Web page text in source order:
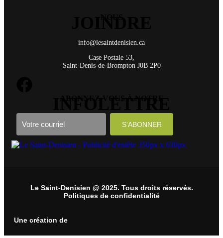
info@lesaintdenisien.ca
Case Postale 53,
Saint-Denis-de-Brompton J0B 2P0
Le Saint-Denisien @ 2025. Tous droits réservés.
Politiques de confidentialité
Une création de